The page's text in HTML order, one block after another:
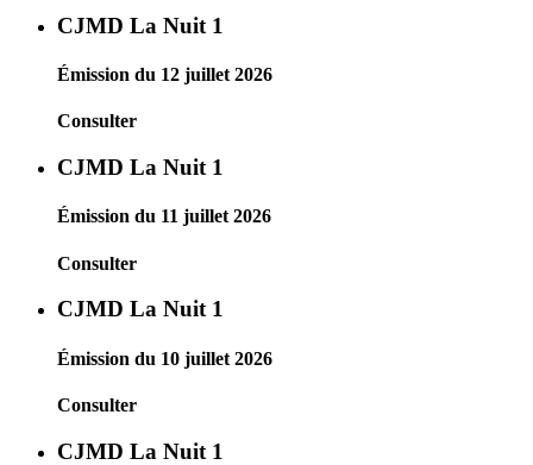
CJMD La Nuit 1
Émission du 12 juillet 2026
Consulter
CJMD La Nuit 1
Émission du 11 juillet 2026
Consulter
CJMD La Nuit 1
Émission du 10 juillet 2026
Consulter
CJMD La Nuit 1